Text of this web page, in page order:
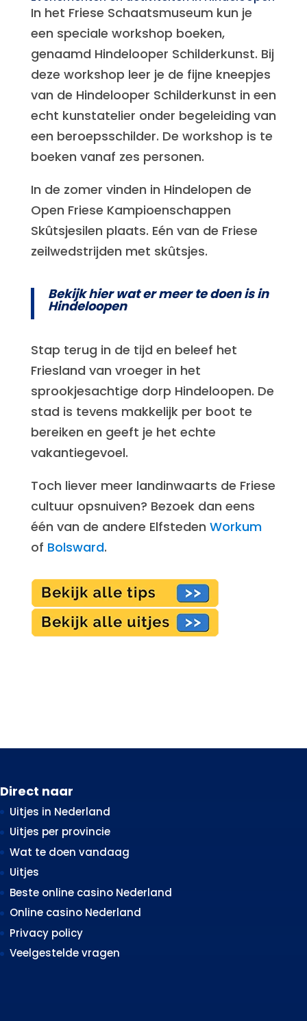
In het Friese Schaatsmuseum kun je
een speciale workshop boeken,
genaamd Hindelooper Schilderkunst. Bij
deze workshop leer je de fijne kneepjes
van de Hindelooper Schilderkunst in een
echt kunstatelier onder begeleiding van
een beroepsschilder. De workshop is te
boeken vanaf zes personen.
In de zomer vinden in Hindelopen de
Open Friese Kampioenschappen
Skûtsjesilen plaats. Eén van de Friese
zeilwedstrijden met skûtsjes.
Bekijk hier wat er meer te doen is in
Hindeloopen
Stap terug in de tijd en beleef het
Friesland van vroeger in het
sprookjesachtige dorp Hindeloopen. De
stad is tevens makkelijk per boot te
bereiken en geeft je het echte
vakantiegevoel.
Toch liever meer landinwaarts de Friese
cultuur opsnuiven? Bezoek dan eens
één van de andere Elfsteden Workum
of Bolsward.
Direct naar
Uitjes in Nederland
Uitjes per provincie
Wat te doen vandaag
Uitjes
Beste online casino Nederland
Online casino Nederland
Privacy policy
Veelgestelde vragen